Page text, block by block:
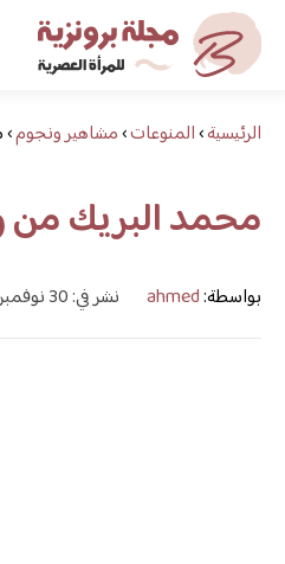
مجلة برونزية
ابحث عن أي
الرئيسية›المنوعات›مشاهير ونجوم›
محمد البريك من
بواسطة:ahmed نشر في: 30 نوفمبر، 2022